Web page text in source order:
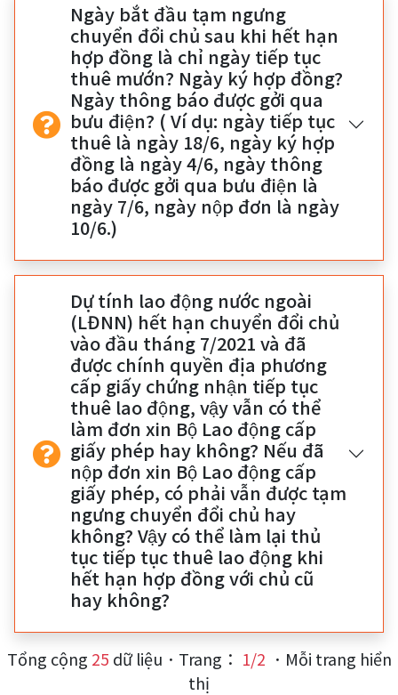
Ngày bắt đầu tạm ngưng
chuyển đổi chủ sau khi hết hạn
hợp đồng là chỉ ngày tiếp tục
thuê mướn? Ngày ký hợp đồng?
Ngày thông báo được gởi qua
bưu điện? ( Ví dụ: ngày tiếp tục
thuê là ngày 18/6, ngày ký hợp
đồng là ngày 4/6, ngày thông
báo được gởi qua bưu điện là
ngày 7/6, ngày nộp đơn là ngày
10/6.)
Dự tính lao động nước ngoài
(LĐNN) hết hạn chuyển đổi chủ
vào đầu tháng 7/2021 và đã
được chính quyền địa phương
cấp giấy chứng nhận tiếp tục
thuê lao động, vậy vẫn có thể
làm đơn xin Bộ Lao động cấp
giấy phép hay không? Nếu đã
nộp đơn xin Bộ Lao động cấp
giấy phép, có phải vẫn được tạm
ngưng chuyển đổi chủ hay
không? Vậy có thể làm lại thủ
tục tiếp tục thuê lao động khi
hết hạn hợp đồng với chủ cũ
hay không?
Tổng cộng 25 dữ liệu．Trang： 1/2 ．Mỗi trang hiển
thị